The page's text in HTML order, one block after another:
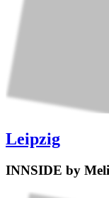
Leipzig
INNSIDE by